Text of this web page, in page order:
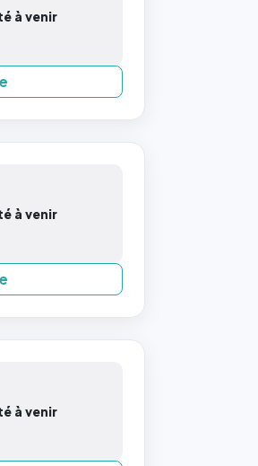
à venir
à venir
à venir